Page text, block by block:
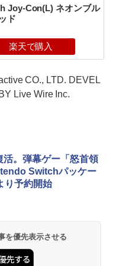
Joy-Con(L) ネオンブル
ド
楽天で購入
CO., LTD. DEVEL
Live Wire Inc.
。弾幕ゲー「怒首領
Switchパッケー
り予約開始
を優先表示させる